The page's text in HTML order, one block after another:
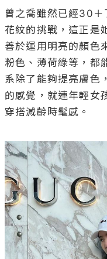
曾之喬雖然已經30
花紋的挑戰，這正是
善於運用明亮的顏色
粉色、薄荷綠等，都
系除了能夠提亮膚色
的感覺，就連年輕女
穿搭減齡時髦感。